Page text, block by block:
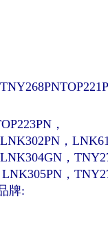
，
，
，
，
牌: